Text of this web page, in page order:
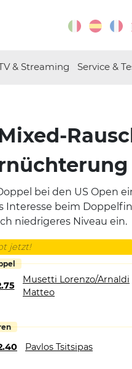
& Streaming Service &
bei den US Open
Interesse beim
niedrigeres Niveau ein.
jetzt!
Musetti Lorenzo/Arnaldi
Matteo
Pavlos Tsitsipas